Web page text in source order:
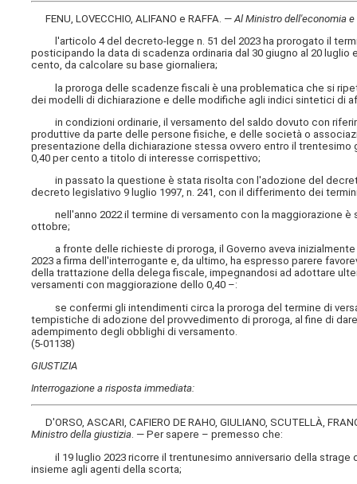
FENU, LOVECCHIO, ALIFANO e RAFFA. —Al Ministro dell'economia
l'articolo 4 del decreto-legge n. 51 del 2023 ha prorogato il
posticipando la data di scadenza ordinaria dal 30 giugno al 20
cento, da calcolare su base giornaliera;
la proroga delle scadenze fiscali è una problematica che si
dei modelli di dichiarazione e delle modifiche agli indici sintetici di
in condizioni ordinarie, il versamento del saldo dovuto con
produttive da parte delle persone fisiche, e delle società o
presentazione della dichiarazione stessa ovvero entro il
0,40 per cento a titolo di interesse corrispettivo;
in passato la questione è stata risolta con l'adozione del
decreto legislativo 9 luglio 1997, n. 241, con il differimento dei
nell'anno 2022 il termine di versamento con la maggiorazione è
ottobre;
a fronte delle richieste di proroga, il Governo aveva inizialmente
2023 a firma dell'interrogante e, da ultimo, ha espresso parere
della trattazione della delega fiscale, impegnandosi ad adottare
versamenti con maggiorazione dello 0,40 –:
se confermi gli intendimenti circa la proroga del termine di
tempistiche di adozione del provvedimento di proroga, al fine di
adempimento degli obblighi di versamento.
(5-01138)
GIUSTIZIA
Interrogazione a risposta immediata:
D'ORSO, ASCARI, CAFIERO DE RAHO, GIULIANO, SCUTELLÀ,
Ministro della giustizia. — Per sapere – premesso che:
il 19 luglio 2023 ricorre il trentunesimo anniversario della strage
insieme agli agenti della scorta;